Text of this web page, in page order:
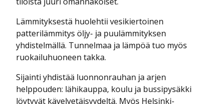
Lämmityksestä huolehtii vesikiertoinen
patterilämmitys öljy- ja puulämmityksen
yhdistelmällä. Tunnelmaa ja lämpöä tuo myös
ruokailuhuoneen takka.
Sijainti yhdistää luonnonrauhan ja arjen
helppouden: lähikauppa, koulu ja bussipysäkki
löytyvät kävelyetäisyydeltä. Myös Helsinki-